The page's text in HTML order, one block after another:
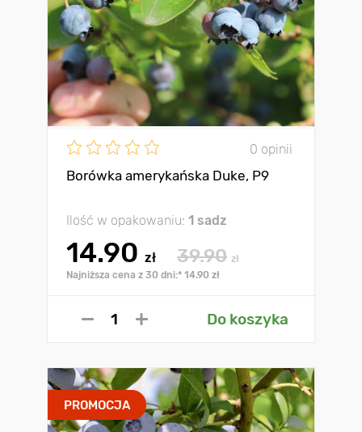
0 opinii
Borówka amerykańska Duke, P9
Ilość w opakowaniu: 1 sadz
14.90 zł 39.90 zł
Najniższa cena z 30 dni:* 14.90 zł
Do koszyka
PROMOCJA